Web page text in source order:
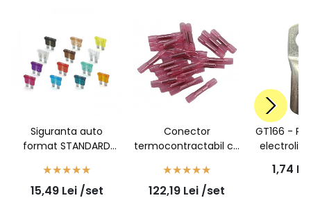
Siguranta auto
format STANDARD
15,49 Lei /set
Conector
termocontractabil cu
1,5mmp - 7931100302
- 100buc/set
122,19 Lei /set
GT166 -
pentru fir
1,74 Lei